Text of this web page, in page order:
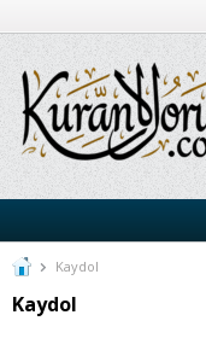
Kaydol
Kaydol